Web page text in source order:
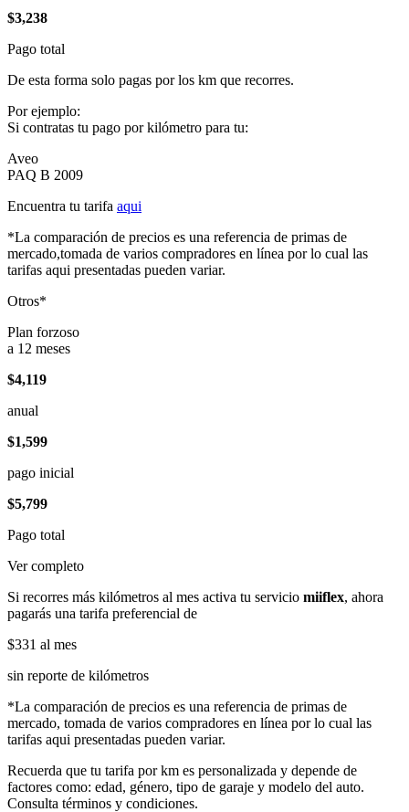
$3,238
Pago total
De esta forma solo pagas por los km que recorres.
Por ejemplo:
Si contratas tu pago por kilómetro para tu:
Aveo
PAQ B 2009
Encuentra tu tarifa aqui
*La comparación de precios es una referencia de primas de
mercado,tomada de varios compradores en línea por lo cual las
tarifas aqui presentadas pueden variar.
Otros*
Plan forzoso
a 12 meses
$4,119
anual
$1,599
pago inicial
$5,799
Pago total
Ver completo
Si recorres más kilómetros al mes activa tu servicio miiflex, ahora
pagarás una tarifa preferencial de
$331 al mes
sin reporte de kilómetros
*La comparación de precios es una referencia de primas de
mercado, tomada de varios compradores en línea por lo cual las
tarifas aqui presentadas pueden variar.
Recuerda que tu tarifa por km es personalizada y depende de
factores como: edad, género, tipo de garaje y modelo del auto.
Consulta términos y condiciones.